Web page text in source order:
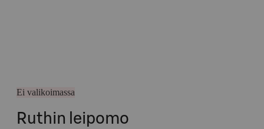
Ei valikoimassa
Ruthin leipomo